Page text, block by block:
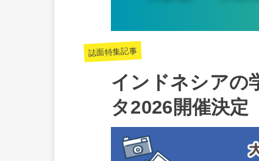
誌面特集記事
インドネシアの
タ2026開催決定